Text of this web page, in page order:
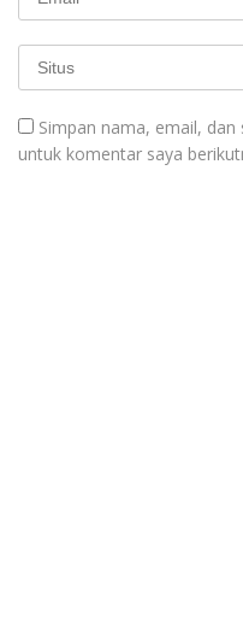
Simpan nama, email,
untuk komentar saya